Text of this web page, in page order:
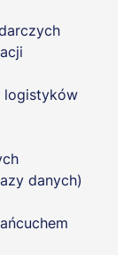
logistyków
danych)